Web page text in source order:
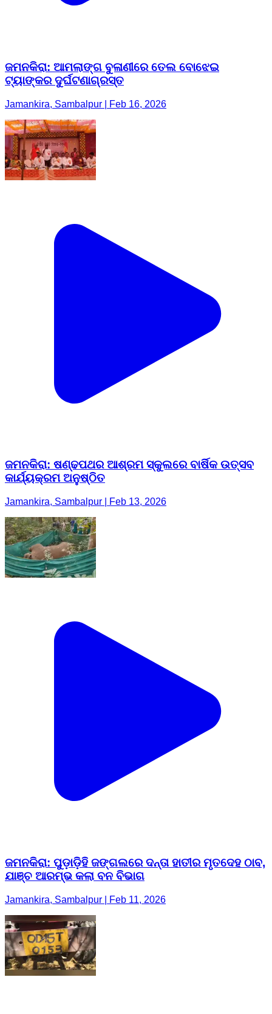
ଜମନକିରା: ଆମଲାଙ୍ଗ ବୁଳାଣୀରେ ତେଲ ବୋଝେଇ
ଟ୍ୟାଙ୍କର ଦୁର୍ଘଟଣାଗ୍ରସ୍ତ
Jamankira, Sambalpur | Feb 16, 2026
ଜମନକିରା: ଷଣ୍ଢପଥର ଆଶ୍ରମ ସ୍କୁଲରେ ବାର୍ଷିକ ଉତ୍ସବ
କାର୍ଯ୍ୟକ୍ରମ ଅନୁଷ୍ଠିତ
Jamankira, Sambalpur | Feb 13, 2026
ଜମନକିରା: ପୁଡ଼ାଡ଼ିହି ଜଙ୍ଗଲରେ ଦନ୍ତା ହାତୀର ମୃତଦେହ ଠାବ,
ଯାଞ୍ଚ ଆରମ୍ଭ କଲା ବନ ବିଭାଗ
Jamankira, Sambalpur | Feb 11, 2026